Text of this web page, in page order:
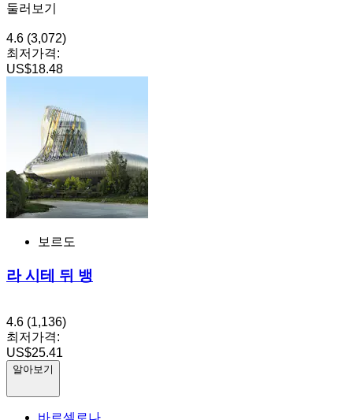
둘러보기
4.6 (3,072)
최저가격:
US$18.48
보르도
라 시테 뒤 뱅
4.6 (1,136)
최저가격:
US$25.41
알아보기
바르셀로나